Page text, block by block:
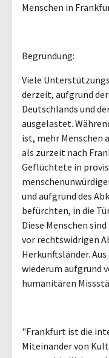
Menschen in
Begründung:
Viele
derzeit, aufgrund
Deutschlands und
ausgelastet.
ist, mehr Menschen
als zurzeit nach
Geflüchtete in
und aufgrund des
befürchten, in die
Diese Menschen
vor rechtswidrigen
Herkunftsländer.
wiederum aufgrund
humanitären
"Frankfurt ist die
Miteinander von